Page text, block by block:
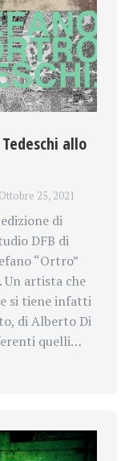
allo
Ottobre 25, 2021
di
DFB di
“Ortro”
Un artista che
si tiene infatti
di Alberto Di
quelli…